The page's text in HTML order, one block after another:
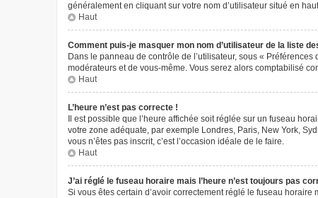
généralement en cliquant sur votre nom d’utilisateur situé en
Haut
Comment puis-je masquer mon nom d’utilisateur de la liste
Dans le panneau de contrôle de l’utilisateur, sous «
modérateurs et de vous-même. Vous serez alors comptabilisé
Haut
L’heure n’est pas correcte !
Il est possible que l’heure affichée soit réglée sur un fuseau
votre zone adéquate, par exemple Londres, Paris, New York,
vous n’êtes pas inscrit, c’est l’occasion idéale de le faire.
Haut
J’ai réglé le fuseau horaire mais l’heure n’est toujours pas
Si vous êtes certain d’avoir correctement réglé le fuseau